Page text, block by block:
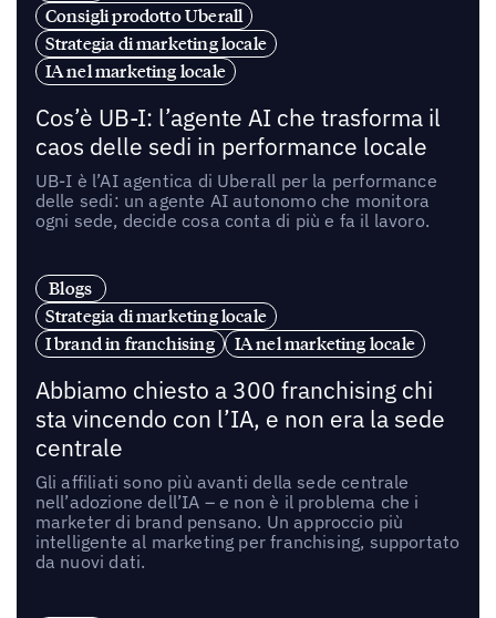
Consigli prodotto Uberall
Strategia di marketing locale
IA nel marketing locale
Cos’è UB-I: l’agente AI che trasforma il
caos delle sedi in performance locale
UB-I è l’AI agentica di Uberall per la performance
delle sedi: un agente AI autonomo che monitora
ogni sede, decide cosa conta di più e fa il lavoro.
Blogs
Strategia di marketing locale
I brand in franchising
IA nel marketing locale
Abbiamo chiesto a 300 franchising chi
sta vincendo con l’IA, e non era la sede
centrale
Gli affiliati sono più avanti della sede centrale
nell’adozione dell’IA – e non è il problema che i
marketer di brand pensano. Un approccio più
intelligente al marketing per franchising, supportato
da nuovi dati.